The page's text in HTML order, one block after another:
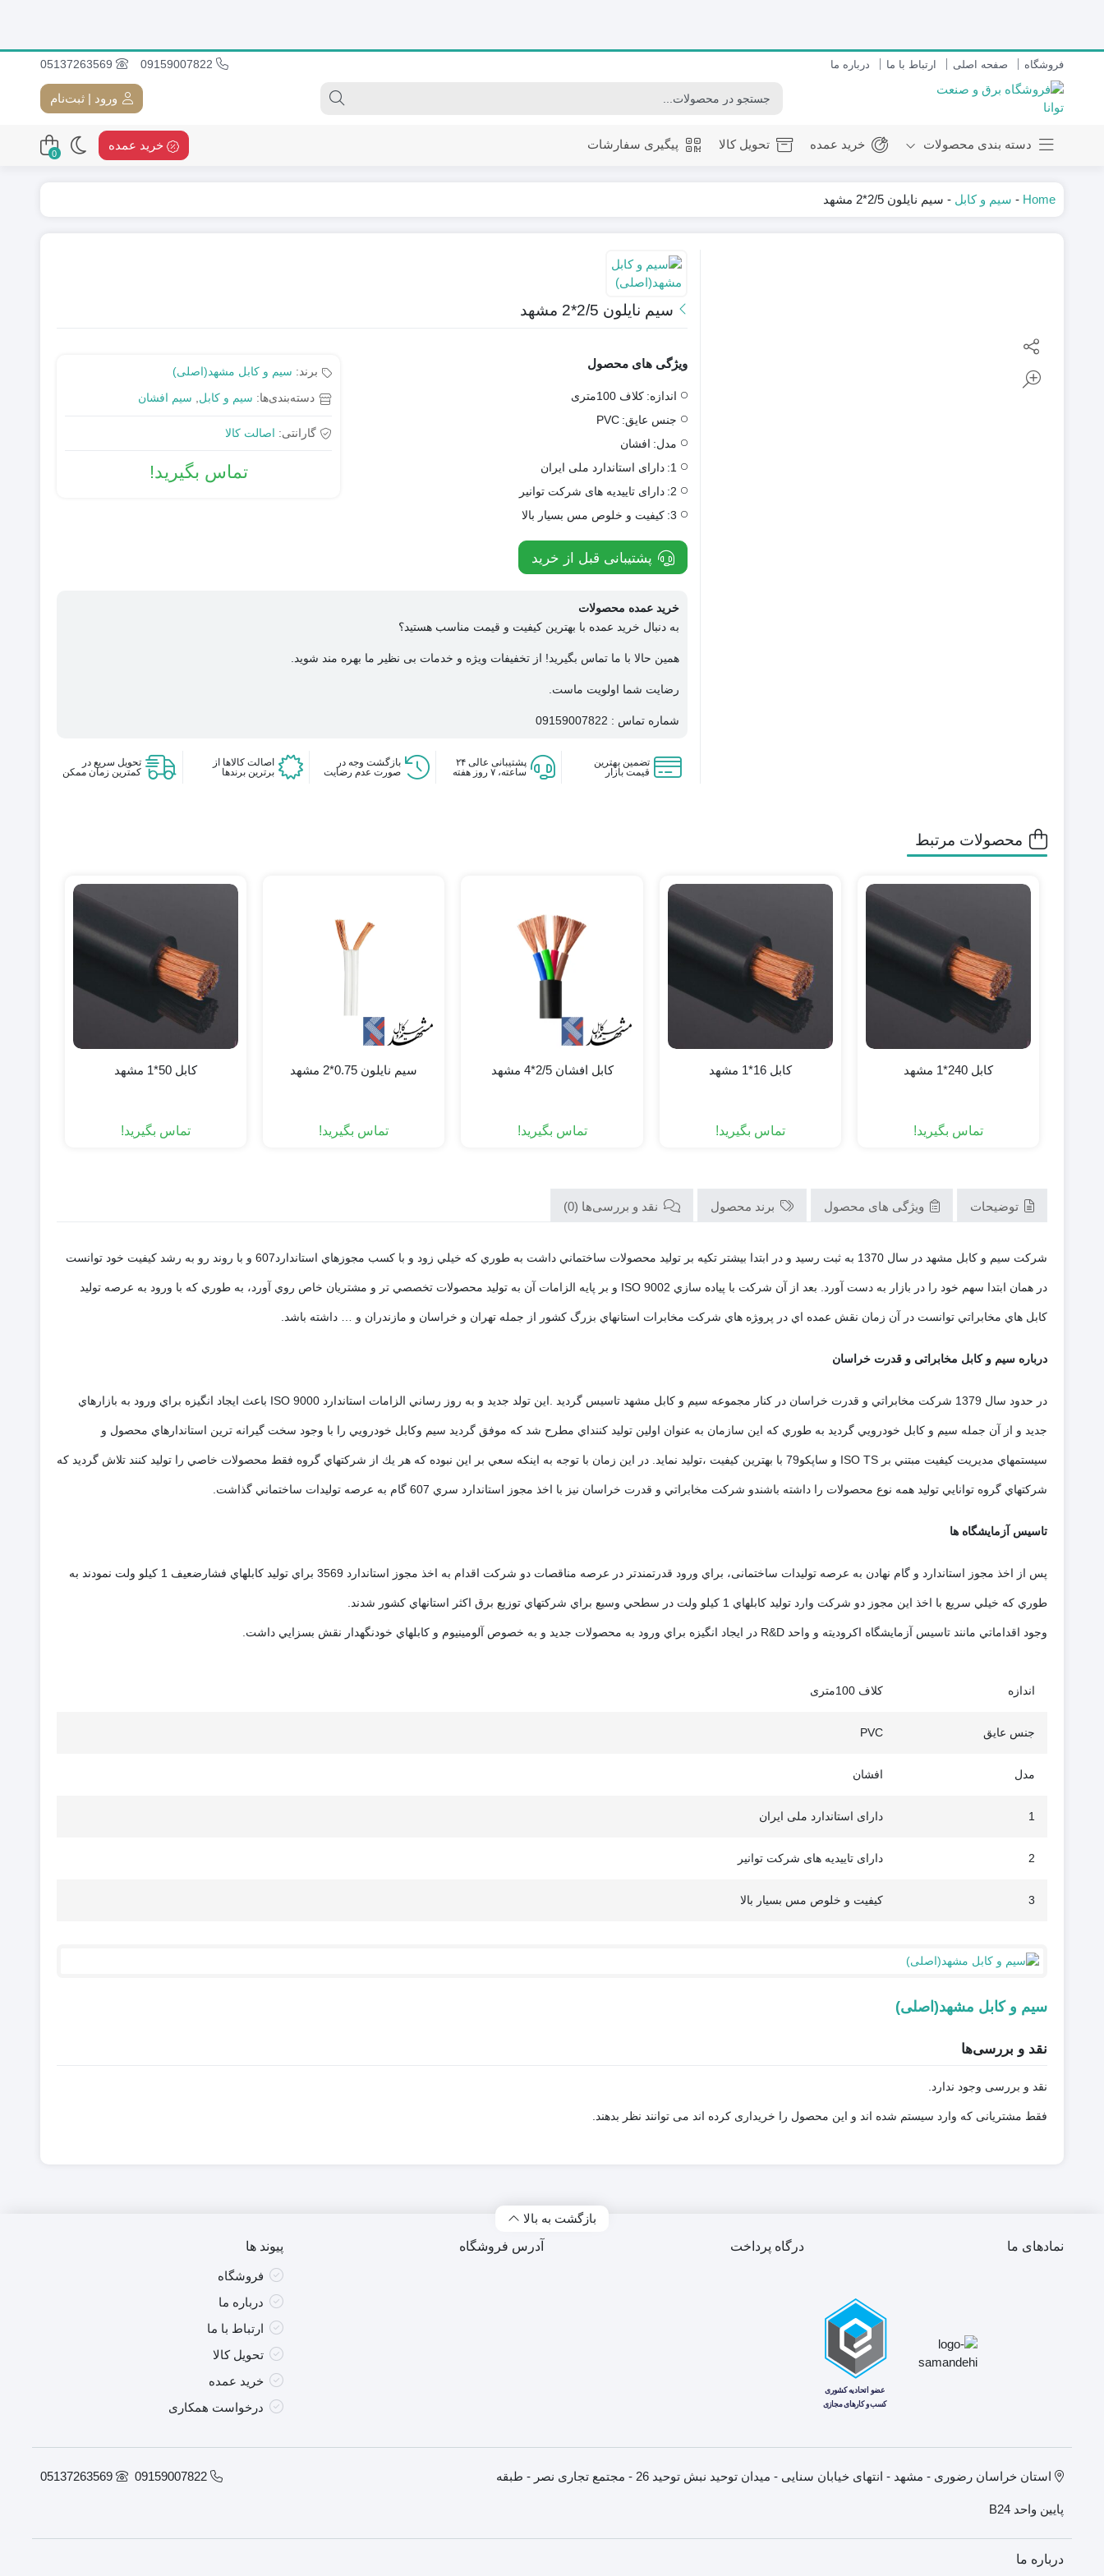
فروشگاه صفحه اصلی ارتباط با ما درباره ما
ورود | ثبت‌نام
دسته بندی محصولات خرید عمده تحویل کالا پیگیری سفارشات خرید عمده
0
Home
- سیم و کابل - سیم نایلون 2/5*2 مشهد
سیم نایلون 2/5*2 مشهد
ویژگی های محصول
اندازه: کلاف 100متری
جنس عایق: PVC
مدل: افشان
1: دارای استاندارد ملی ایران
2: دارای تاییدیه های شرکت توانیر
3: کیفیت و خلوص مس بسیار بالا
پشتیبانی قبل از خرید
برند: سیم و کابل مشهد(اصلی)
دسته‌بندی‌ها: سیم و کابل سیم افشان
گارانتی: اصالت کالا
تماس بگیرید!
خرید عمده محصولات
به دنبال خرید عمده با بهترین کیفیت و قیمت مناسب هستید؟
همین حالا با ما تماس بگیرید! از تخفیفات ویژه و خدمات بی نظیر ما بهره مند شوید.
رضایت شما اولویت ماست.
شماره تماس : 09159007822
تضمین بهترین
قیمت بازار
پشتیبانی عالی ۲۴
ساعته، ۷ روز هفته
بازگشت وجه در
صورت عدم رضایت
اصالت کالاها از
برترین برندها
تحویل سریع در
کمترین زمان ممکن
محصولات مرتبط
کابل 240*1 مشهد
تماس بگیرید!
کابل 16*1 مشهد
تماس بگیرید!
کابل افشان 2/5*4 مشهد
تماس بگیرید!
سیم نایلون 0.75*2 مشهد
تماس بگیرید!
کابل 50*1 مشهد
تماس بگیرید!
توضیحات ویژگی های محصول برند محصول نقد و بررسی‌ها (0)
شرکت سيم و كابل مشهد در سال 1370 به ثبت رسيد و در ابتدا بيشتر تكيه بر توليد محصولات ساختماني داشت به طوري كه خيلي زود و با كسب مجوزهاي استاندارد607 و با روند رو به رشد كيفيت خود توانست
در همان ابتدا سهم خود را در بازار به دست آورد. بعد از آن شركت با پياده سازي ISO 9002 و بر پايه الزامات آن به توليد محصولات تخصصي تر و مشتريان خاص روي آورد، به طوري كه با ورود به عرصه توليد
كابل هاي مخابراتي توانست در آن زمان نقش عمده اي در پرو‍‍‍‍‍‍‍‍‍‍ژه هاي شركت مخابرات استانهاي بزرگ كشور از جمله تهران و خراسان و مازندران و … داشته باشد.
درباره سیم و کابل مخابراتی و قدرت خراسان
در حدود سال 1379 شركت مخابراتي و قدرت خراسان در كنار مجموعه سيم و كابل مشهد تاسيس گرديد .اين تولد جديد و به روز رساني الزامات استاندارد ISO 9000 باعث ايجاد انگيزه براي ورود به بازارهاي
جديد و از آن جمله سيم و كابل خودرويي گرديد به طوري كه اين سازمان به عنوان اولين توليد كننداي مطرح شد كه موفق گردید سيم وكابل خودرويي را با وجود سخت گيرانه ترين استاندارهاي محصول و
سيستمهاي مديريت كيفيت مبتني بر ISO TS و ساپكو79 با بهترين كيفيت ،توليد نمايد. در اين زمان با توجه به اينكه سعي بر اين نبوده كه هر يك از شرکتهاي گروه فقط محصولات خاصي را توليد كنند تلاش گرديد که
شرکتهاي گروه توانايي توليد همه نوع محصولات را داشته باشندو شركت مخابراتي و قدرت خراسان نيز با اخذ مجوز استاندارد سري 607 گام به عرصه توليدات ساختماني گذاشت.
تاسیس آزمایشگاه ها
پس از اخذ مجوز استاندارد و گام نهادن به عرصه تولیدات ساختمانی، براي ورود قدرتمندتر در عرصه مناقصات دو شركت اقدام به اخذ مجوز استاندارد 3569 براي توليد كابلهاي فشارضعيف 1 كيلو ولت نمودند به
طوري كه خيلي سريع با اخذ اين مجوز دو شركت وارد توليد كابلهاي 1 كيلو ولت در سطحي وسيع براي شرکتهاي توزيع برق اكثر استانهاي كشور شدند.
وجود اقداماتي مانند تاسيس آزمايشگاه اكروديته و واحد R&D در ايجاد انگيزه براي ورود به محصولات جديد و به خصوص آلومينيوم و كابلهاي خودنگهدار نقش بسزايي داشت.
اندازه کلاف 100متری
جنس عایق PVC
مدل افشان
1 دارای استاندارد ملی ایران
2 دارای تاییدیه های شرکت توانیر
3 کیفیت و خلوص مس بسیار بالا
سیم و کابل مشهد(اصلی)
نقد و بررسی‌ها
نقد و بررسی وجود ندارد.
فقط مشتریانی که وارد سیستم شده اند و این محصول را خریداری کرده اند می توانند نظر بدهند.
بازگشت به بالا
نمادهای ما
درگاه پرداخت آدرس فروشگاه پیوند ها
فروشگاه
درباره ما
ارتباط با ما
تحویل کالا
خرید عمده
درخواست همکاری
استان خراسان رضوری - مشهد - انتهای خیابان سنایی - میدان توحید نبش توحید 26 - مجتمع تجاری نصر - طبقه
پایین واحد B24
09159007822
05137263569
درباره ما